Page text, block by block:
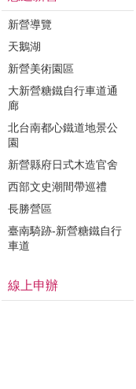
新營導覽
天鵝湖
新營美術園區
大新營糖鐵自行車道通
廊
北台南都心鐵道地景公
園
新營縣府日式木造官舍
西部文史潮間帶巡禮
長勝營區
臺南騎跡-新營糖鐵自行
車道
線上申辦